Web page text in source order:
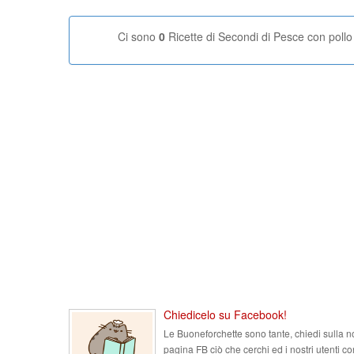
Ci sono 0 Ricette di Secondi di Pesce con pollo
Chiedicelo su Facebook!
Le Buoneforchette sono tante, chiedi sulla
pagina FB ciò che cerchi ed i nostri utenti